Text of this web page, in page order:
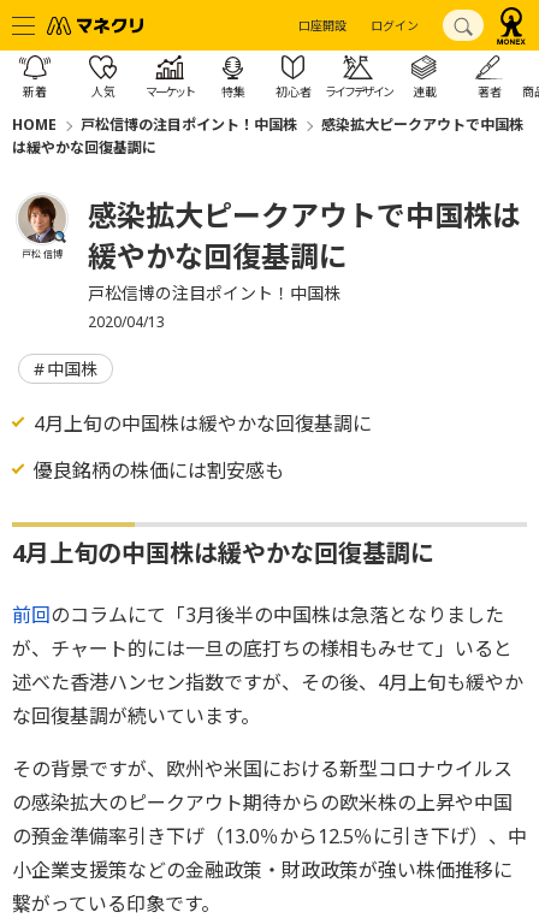
口座開設 ログイン
新着 人気 マーケット 特集 初心者 ライフデザイン 連載 著者 商
HOME 戸松信博の注目ポイント！中国株
感染拡大ピークアウトで中国株
は緩やかな回復基調に
戸松 信博
感染拡大ピークアウトで中国株は
緩やかな回復基調に
戸松信博の注目ポイント！中国株
2020/04/13
中国株
4月上旬の中国株は緩やかな回復基調に
優良銘柄の株価には割安感も
4月上旬の中国株は緩やかな回復基調に
前回のコラムにて「3月後半の中国株は急落となりました
が、チャート的には一旦の底打ちの様相もみせて」いると
述べた香港ハンセン指数ですが、その後、4月上旬も緩やか
な回復基調が続いています。
その背景ですが、欧州や米国における新型コロナウイルス
の感染拡大のピークアウト期待からの欧米株の上昇や中国
の預金準備率引き下げ（13.0％から12.5％に引き下げ）、中
小企業支援策などの金融政策・財政政策が強い株価推移に
繋がっている印象です。